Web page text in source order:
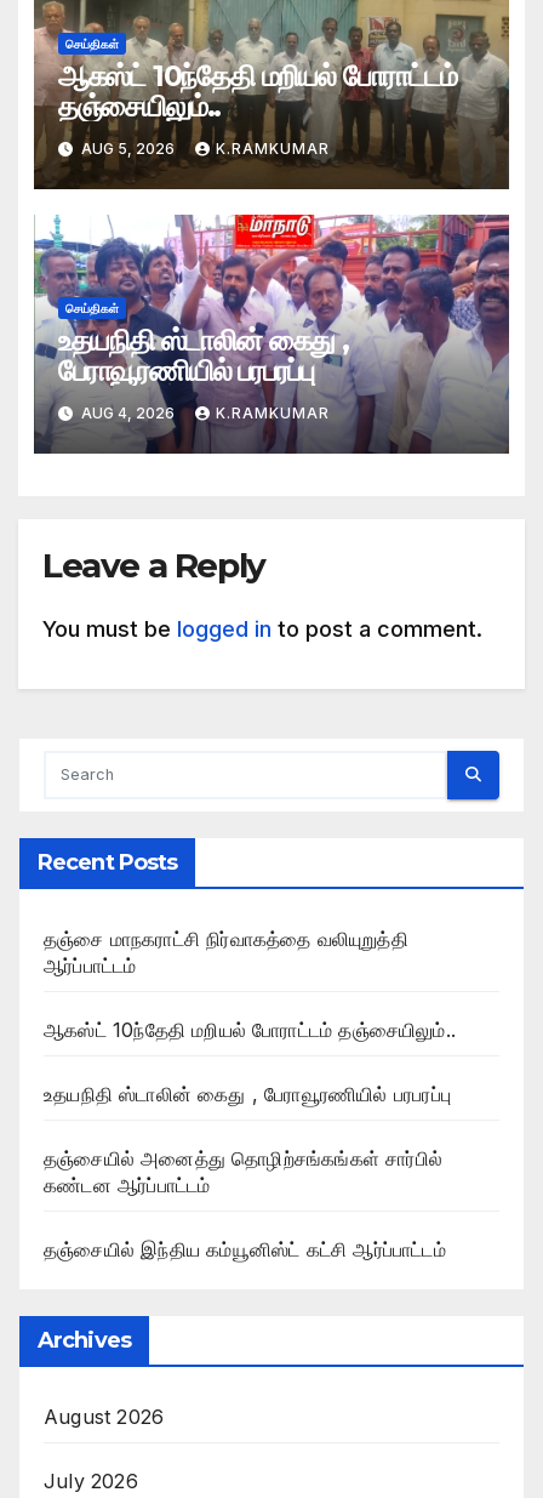
செய்திகள்
ஆகஸ்ட் 10ந்தேதி மறியல் போராட்டம்
தஞ்சையிலும்..
AUG 5, 2026 K.RAMKUMAR
செய்திகள்
உதயநிதி ஸ்டாலின் கைது ,
பேராவூரணியில் பரபரப்பு
AUG 4, 2026 K.RAMKUMAR
Leave a Reply
You must be logged in to post a comment.
Recent Posts
தஞ்சை மாநகராட்சி நிர்வாகத்தை வலியுறுத்தி
ஆர்ப்பாட்டம்
ஆகஸ்ட் 10ந்தேதி மறியல் போராட்டம் தஞ்சையிலும்..
உதயநிதி ஸ்டாலின் கைது , பேராவூரணியில் பரபரப்பு
தஞ்சையில் அனைத்து தொழிற்சங்கங்கள் சார்பில்
கண்டன ஆர்ப்பாட்டம்
தஞ்சையில் இந்திய கம்யூனிஸ்ட் கட்சி ஆர்ப்பாட்டம்
Archives
August 2026
July 2026